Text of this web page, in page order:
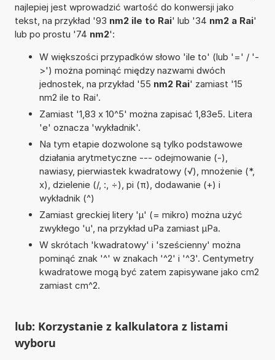
najlepiej jest wprowadzić wartość do konwersji jako
tekst, na przykład '93 nm2 ile to Rai' lub '34 nm2 a Rai'
lub po prostu '74 nm2':
W większości przypadków słowo 'ile to' (lub '=' / '-
>') można pominąć między nazwami dwóch
jednostek, na przykład '55 nm2 Rai' zamiast '15
nm2 ile to Rai'.
Zamiast '1,83 x 10^5' można zapisać 1,83e5. Litera
'e' oznacza 'wykładnik'.
Na tym etapie dozwolone są tylko podstawowe
działania arytmetyczne --- odejmowanie (-),
nawiasy, pierwiastek kwadratowy (√), mnożenie (*,
x), dzielenie (/, :, ÷), pi (π), dodawanie (+) i
wykładnik (^)
Zamiast greckiej litery 'µ' (= mikro) można użyć
zwykłego 'u', na przykład uPa zamiast µPa.
W skrótach 'kwadratowy' i 'sześcienny' można
pominąć znak '^' w znakach '^2' i '^3'. Centymetry
kwadratowe mogą być zatem zapisywane jako cm2
zamiast cm^2.
lub: Korzystanie z kalkulatora z listami
wyboru